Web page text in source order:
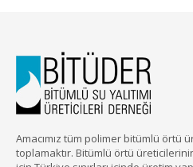
Amacımız tüm polimer bitümlü örtü
toplamaktır. Bitümlü örtü